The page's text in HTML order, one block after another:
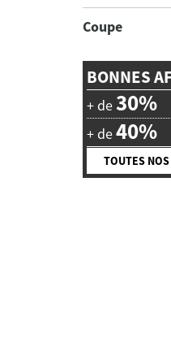
Coupe
BONNES
+ de30%
+ de40%
TOUTES